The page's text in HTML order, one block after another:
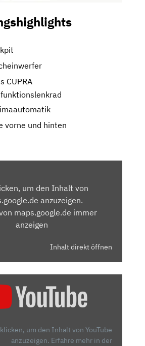
CUPRA
vorne und hinten
um den Inhalt von
anzuzeigen.
maps.google.de immer
anzeigen
Inhalt direkt öffnen
um den Inhalt von YouTube
anzuzeigen. Erfahre mehr in der